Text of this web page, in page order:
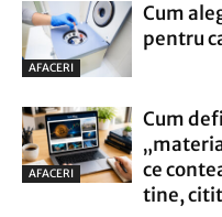
AFACERI
Cum
pentru
AFACERI
Cum
ce
tine,